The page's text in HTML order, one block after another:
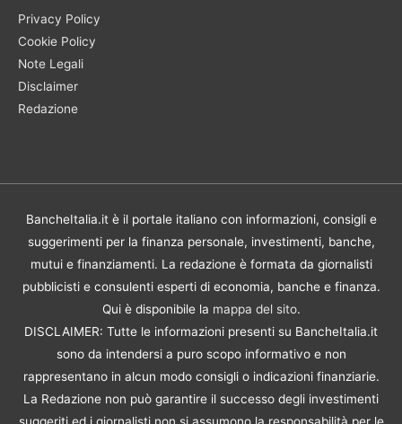
Privacy Policy
Cookie Policy
Note Legali
Disclaimer
Redazione
BancheItalia.it è il portale italiano con informazioni, consigli e
suggerimenti per la finanza personale, investimenti, banche,
mutui e finanziamenti. La redazione è formata da giornalisti
pubblicisti e consulenti esperti di economia, banche e finanza.
Qui è disponibile la mappa del sito.
DISCLAIMER: Tutte le informazioni presenti su BancheItalia.it
sono da intendersi a puro scopo informativo e non
rappresentano in alcun modo consigli o indicazioni finanziarie.
La Redazione non può garantire il successo degli investimenti